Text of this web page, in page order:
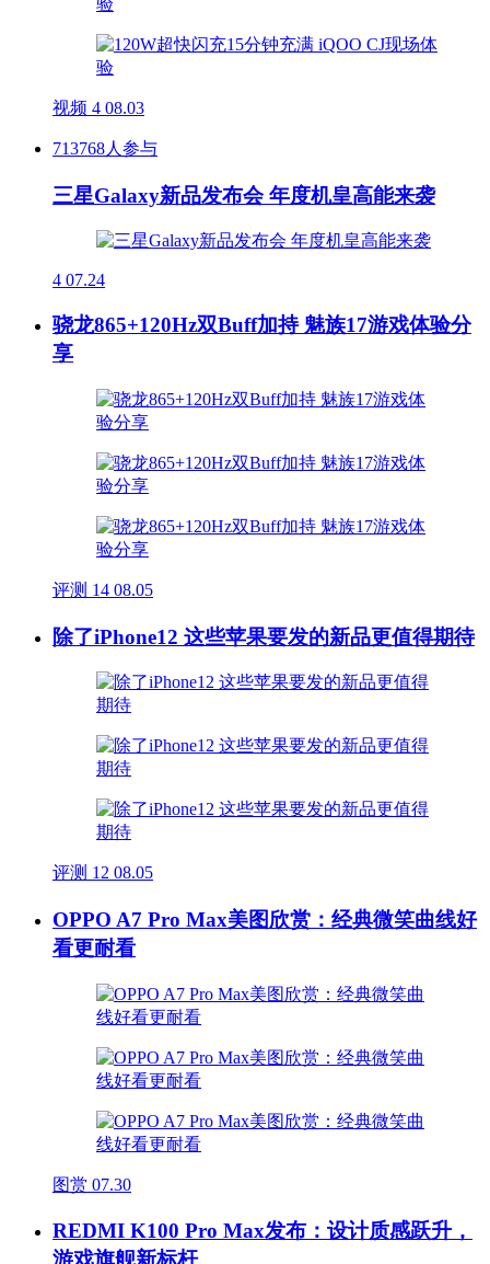
视频 4 08.03
713768人参与
三星Galaxy新品发布会 年度机皇高能来袭
4 07.24
骁龙865+120Hz双Buff加持 魅族17游戏体验分
享
评测 14 08.05
除了iPhone12 这些苹果要发的新品更值得期待
评测 12 08.05
OPPO A7 Pro Max美图欣赏：经典微笑曲线好
看更耐看
图赏 07.30
REDMI K100 Pro Max发布：设计质感跃升，